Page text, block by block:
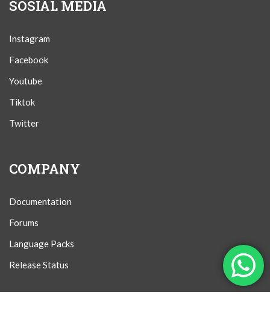
SOSIAL MEDIA
Instagram
Facebook
Youtube
Tiktok
Twitter
COMPANY
Documentation
Forums
Language Packs
Release Status